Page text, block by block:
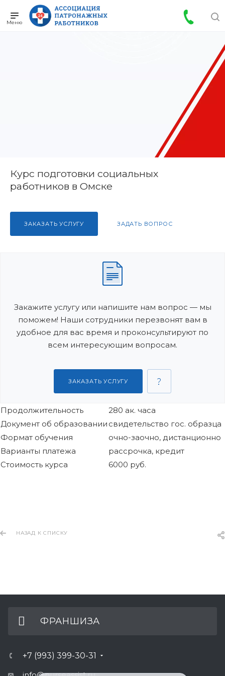
Курс подготовки социальных
работников в Омске
ЗАКАЗАТЬ УСЛУГУ ЗАДАТЬ ВОПРОС
Закажите услугу или напишите нам вопрос — мы
поможем! Наши сотрудники перезвонят вам в
удобное для вас время и проконсультируют по
всем интересующим вопросам.
ЗАКАЗАТЬ УСЛУГУ
Продолжительность
280 ак. часа
Документ об образовании свидетельство гос. образца
Формат обучения
очно-заочно, дистанционно
Варианты платежа
рассрочка, кредит
Стоимость курса
6000 руб.
НАЗАД К СПИСКУ
ФРАНШИЗА
+7 (993) 399-30-31